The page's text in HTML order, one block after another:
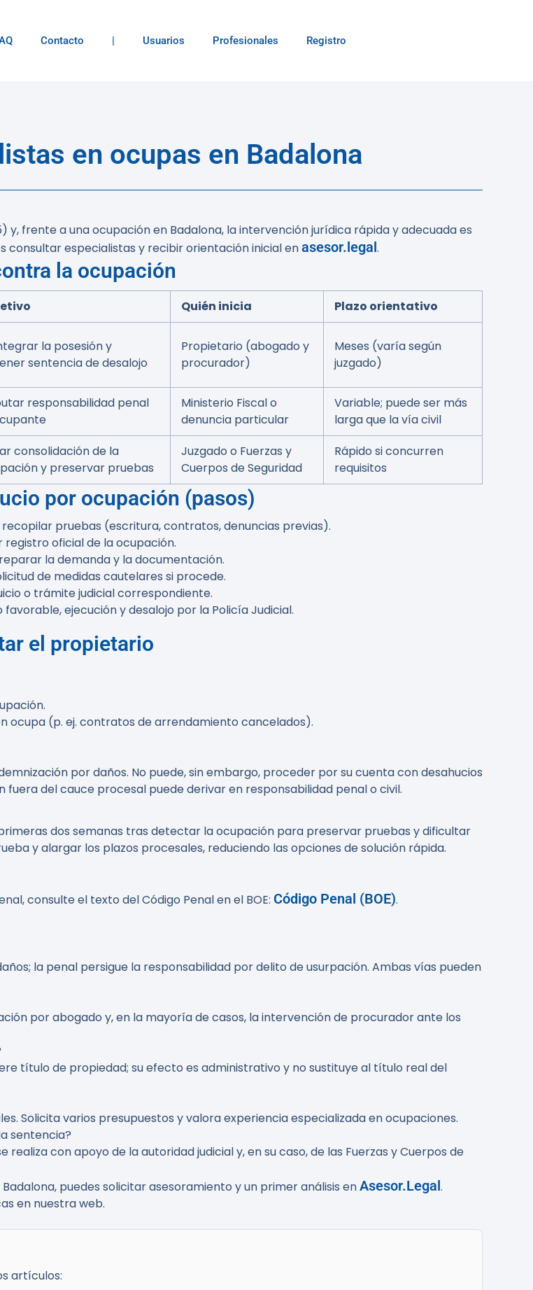
Contacto | Usuarios Profesionales Registro
en ocupas en Badalona
frente a una ocupación en Badalona, la intervención jurídica rápida y adecuada es
consultar especialistas y recibir orientación inicial enasesor.legal.
la ocupación
Quién inicia
Plazo orientativo
la posesión y
sentencia de desalojo
Propietario (abogado y
procurador)
Meses (varía según
juzgado)
responsabilidad penal
Ministerio Fiscal o
denuncia particular
Variable; puede ser más
larga que la vía civil
consolidación de la
y preservar pruebas
Juzgado o Fuerzas y
Cuerpos de Seguridad
Rápido si concurren
requisitos
por ocupación (pasos)
pruebas (escritura, contratos, denuncias previas).
registro oficial de la ocupación.
la demanda y la documentación.
de medidas cautelares si procede.
o trámite judicial correspondiente.
ejecución y desalojo por la Policía Judicial.
el propietario
ocupa (p. ej. contratos de arrendamiento cancelados).
por daños. No puede, sin embargo, proceder por su cuenta con desahucios
del cauce procesal puede derivar en responsabilidad penal o civil.
dos semanas tras detectar la ocupación para preservar pruebas y dificultar
y alargar los plazos procesales, reduciendo las opciones de solución rápida.
consulte el texto del Código Penal en el BOE: Código Penal (BOE).
la penal persigue la responsabilidad por delito de usurpación. Ambas vías pueden
por abogado y, en la mayoría de casos, la intervención de procurador ante los
título de propiedad; su efecto es administrativo y no sustituye al título real del
Solicita varios presupuestos y valora experiencia especializada en ocupaciones.
sentencia?
con apoyo de la autoridad judicial y, en su caso, de las Fuerzas y Cuerpos de
puedes solicitar asesoramiento y un primer análisis enAsesor.Legal.
en nuestra web.
artículos: